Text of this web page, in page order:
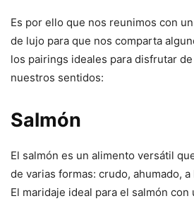
Es por ello que nos reunimos con
de lujo para que nos comparta
los pairings ideales para disfrutar
nuestros sentidos:
Salmón
El salmón es un alimento versátil
de varias formas: crudo, ahumado,
El maridaje ideal para el salmón